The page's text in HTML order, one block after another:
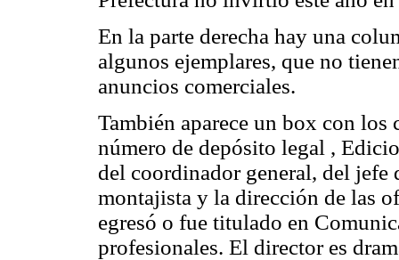
En la parte derecha hay una
algunos ejemplares, que no
anuncios comerciales.
También aparece un box con
número de depósito legal ,
del coordinador general, del
montajista y la dirección de las
egresó o fue titulado en
profesionales. El director es